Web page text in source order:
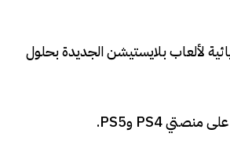
لألعاب بلايستيشن الجديدة بحلول
.